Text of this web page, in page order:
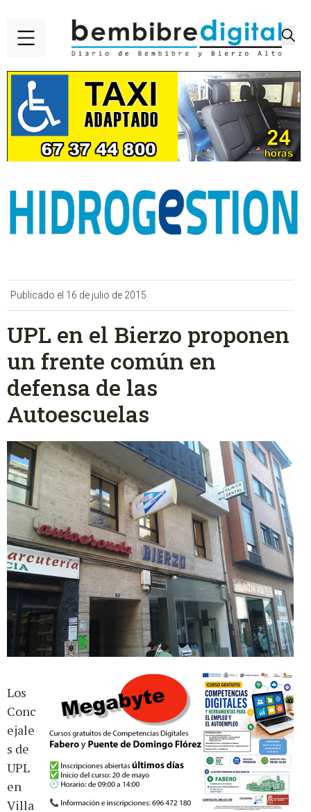
Publicado el 16 de julio de 2015
UPL en el Bierzo proponen
un frente común en
defensa de las
Autoescuelas
Los
Conc
ejale
s de
UPL
en
Villa